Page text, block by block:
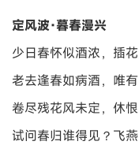
定风波·暮春漫兴
少日春怀似酒浓，插花
老去逢春如病酒，唯
卷尽残花风未定，休
试问春归谁得见？飞